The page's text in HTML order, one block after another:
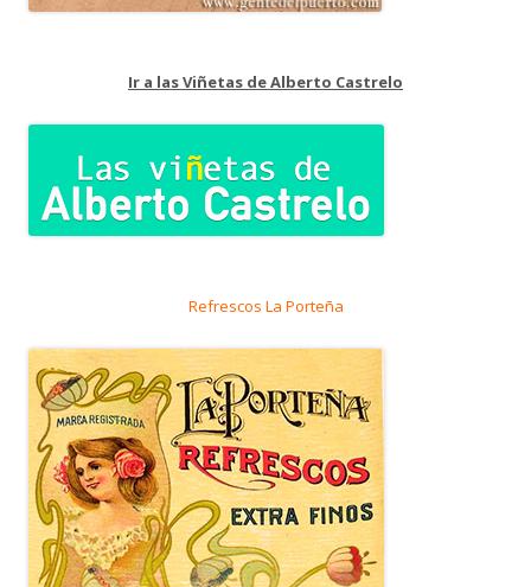
Ir a las Viñetas de Alberto Castrelo
Refrescos La Porteña